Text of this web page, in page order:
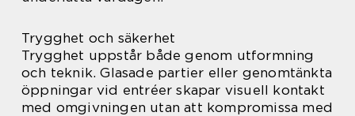
Trygghet och säkerhet
Trygghet uppstår både genom utformning
och teknik. Glasade partier eller genomtänkta
öppningar vid entréer skapar visuell kontakt
med omgivningen utan att kompromissa med